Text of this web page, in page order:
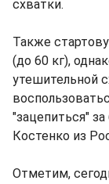
схватки.
Также
(до 60 кг),
утешительной
"зацепиться"
Костенко из
Отметим,